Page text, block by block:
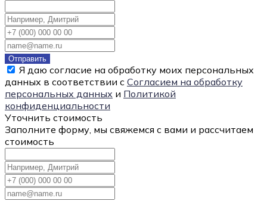
Отправить
Я даю согласие на обработку моих персональных
данных в соответствии с Согласием на обработку
персональных данных и Политикой
конфиденциальности
Уточнить стоимость
Заполните форму, мы свяжемся с вами и рассчитаем
стоимость